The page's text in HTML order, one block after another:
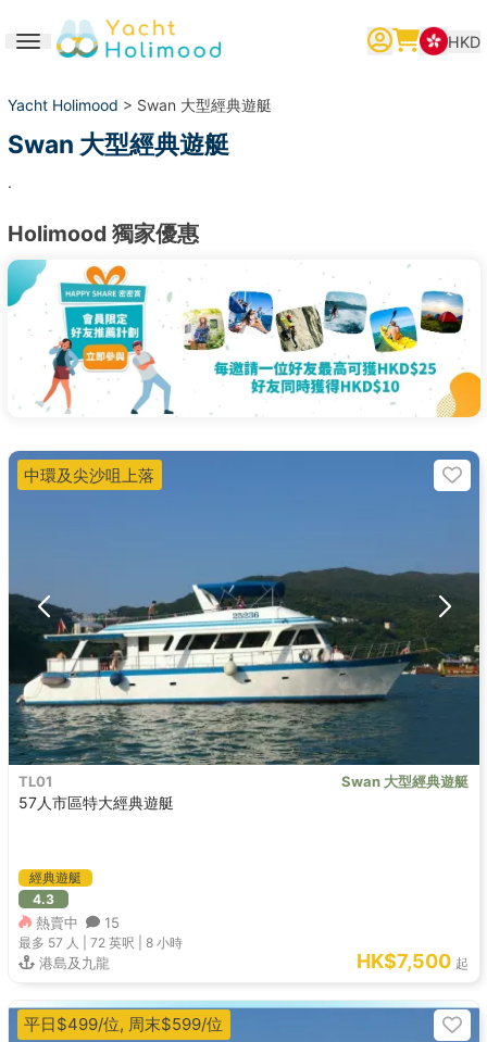
Toggle navigation HKD
Yacht Holimood > Swan 大型經典遊艇
Swan 大型經典遊艇
.
Holimood 獨家優惠
TL01 Swan 大型經典遊艇
57人市區特大經典遊艇
經典遊艇
4.3
熱賣中 15
最多 57 人 |72 英呎 |8 小時
港島及九龍 HK$7,500 起
中環及尖沙咀上落
平日$499/位, 周末$599/位